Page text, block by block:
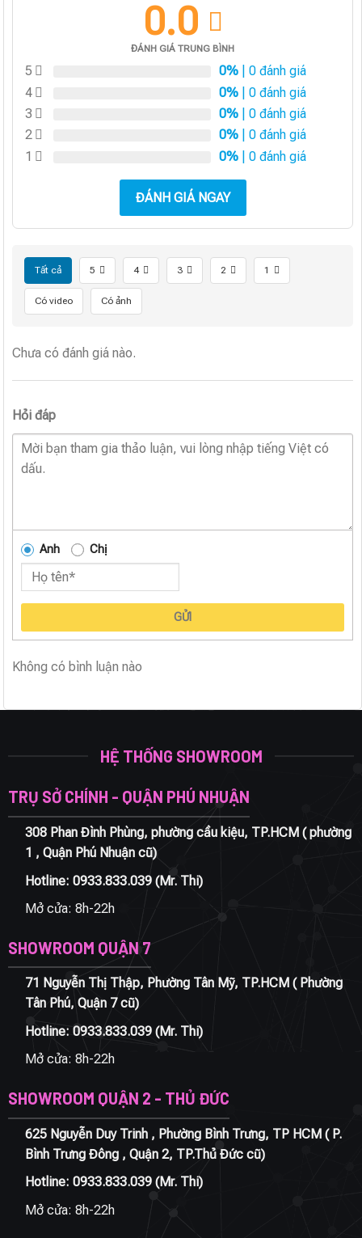
0.0
ĐÁNH GIÁ TRUNG BÌNH
5 0% | 0 đánh giá
4
0% | 0 đánh giá
3
0% | 0 đánh giá
2
0% | 0 đánh giá
1
0% | 0 đánh giá
ĐÁNH GIÁ NGAY
Tất cả 5 4 3 2 1
Có video Có ảnh
Chưa có đánh giá nào.
Hỏi đáp
Anh Chị
GỬI
Không có bình luận nào
HỆ THỐNG SHOWROOM
TRỤ SỞ CHÍNH - QUẬN PHÚ NHUẬN
308 Phan Đình Phùng, phường cầu kiệu, TP.HCM ( phường
1 , Quận Phú Nhuận cũ)
Hotline: 0933.833.039(Mr. Thi)
Mở cửa: 8h-22h
SHOWROOM QUẬN 7
71 Nguyễn Thị Thập, Phường Tân Mỹ, TP.HCM ( Phường
Tân Phú, Quận 7 cũ)
Hotline: 0933.833.039(Mr. Thi)
Mở cửa: 8h-22h
SHOWROOM QUẬN 2 - THỦ ĐỨC
625 Nguyễn Duy Trinh , Phường Bình Trưng, TP HCM ( P.
Bình Trưng Đông , Quận 2, TP.Thủ Đức cũ)
Hotline: 0933.833.039(Mr. Thi)
Mở cửa: 8h-22h